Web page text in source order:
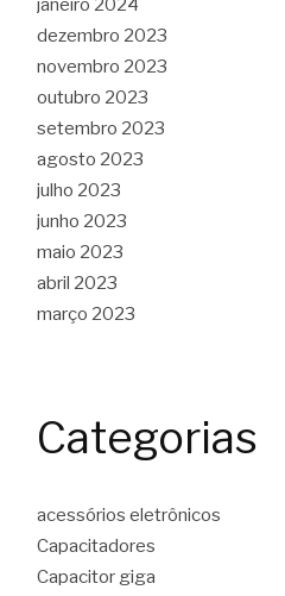
dezembro 2023
novembro 2023
outubro 2023
setembro 2023
agosto 2023
julho 2023
junho 2023
maio 2023
abril 2023
março 2023
Categorias
acessórios eletrônicos
Capacitadores
Capacitor giga